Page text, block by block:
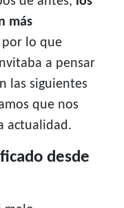
más
por lo que
a pensar
las siguientes
que nos
actualidad.
desde